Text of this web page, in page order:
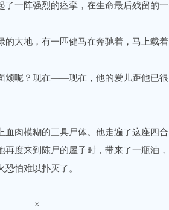
一阵强烈的痉挛，在生命最后残留的一
大地，有一匹健马在奔驰着，马上载着
呢？现在——现在，他的爱儿距他已很
肉模糊的三具尸体。他走遍了这座四合
度来到陈尸的屋子时，带来了一瓶油，
怕难以扑灭了。
×